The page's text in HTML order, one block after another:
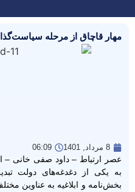
مهار قاچاق از مرحله
8 مرداد, 1401 06:09
عصر ارتباط – داود صفی خانی –
به یکی از دغدغه‌های دولت
بخش‌نامه و ابلاغیه به عناوین